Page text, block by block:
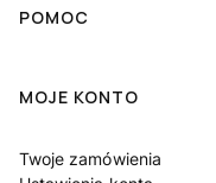
Linki w stopce
POMOC
MOJE KONTO
Twoje zamówienia